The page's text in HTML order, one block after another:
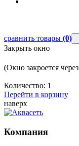
сравнить товары (0)
Закрыть окно
(Окно закроется через
Количество: 1
Перейти в корзину
наверх
Компания